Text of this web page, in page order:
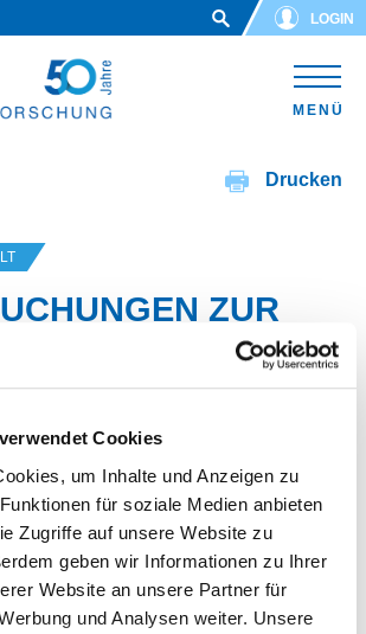
Cookies
um Inhalte und Anzeigen zu
für soziale Medien anbieten
Zugriffe auf unsere Website zu
geben wir Informationen zu Ihrer
Website an unsere Partner für
und Analysen weiter. Unsere
LOGIN
MENÜ
Drucken
ZUR
Nr.: 12.577 B
- 31.07.2002